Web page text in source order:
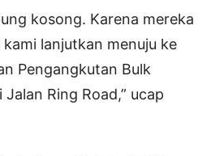
kosong. Karena mereka
lanjutkan menuju ke
Pengangkutan Bulk
Jalan Ring Road,” ucap